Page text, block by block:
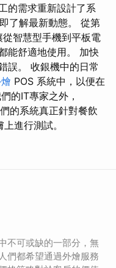
的需求重新設計了系
了解最新動態。 從第
智慧型手機到平板電
能舒適地使用。 加快
誤。 收銀機中的日常
POS 系統中，以便在
的IT專家之外，
的系統真正針對餐飲
進行測試。
不可或缺的一部分，無
們都希望通過外燴服務